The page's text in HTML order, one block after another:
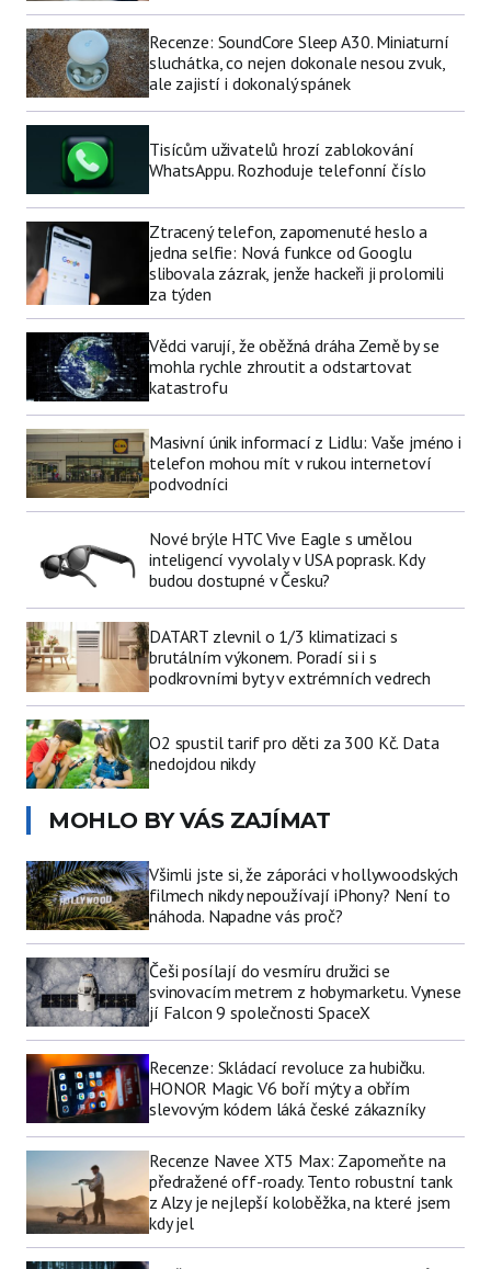
Recenze: SoundCore Sleep A30. Miniaturní
sluchátka, co nejen dokonale nesou zvuk,
ale zajistí i dokonalý spánek
Tisícům uživatelů hrozí zablokování
WhatsAppu. Rozhoduje telefonní číslo
Ztracený telefon, zapomenuté heslo a
jedna selfie: Nová funkce od Googlu
slibovala zázrak, jenže hackeři ji prolomili
za týden
Vědci varují, že oběžná dráha Země by se
mohla rychle zhroutit a odstartovat
katastrofu
Masivní únik informací z Lidlu: Vaše jméno i
telefon mohou mít v rukou internetoví
podvodníci
Nové brýle HTC Vive Eagle s umělou
inteligencí vyvolaly v USA poprask. Kdy
budou dostupné v Česku?
DATART zlevnil o 1/3 klimatizaci s
brutálním výkonem. Poradí si i s
podkrovními byty v extrémních vedrech
O2 spustil tarif pro děti za 300 Kč. Data
nedojdou nikdy
MOHLO BY VÁS ZAJÍMAT
Všimli jste si, že záporáci v hollywoodských
filmech nikdy nepoužívají iPhony? Není to
náhoda. Napadne vás proč?
Češi posílají do vesmíru družici se
svinovacím metrem z hobymarketu. Vynese
jí Falcon 9 společnosti SpaceX
Recenze: Skládací revoluce za hubičku.
HONOR Magic V6 boří mýty a obřím
slevovým kódem láká české zákazníky
Recenze Navee XT5 Max: Zapomeňte na
předražené off-roady. Tento robustní tank
z Alzy je nejlepší koloběžka, na které jsem
kdy jel